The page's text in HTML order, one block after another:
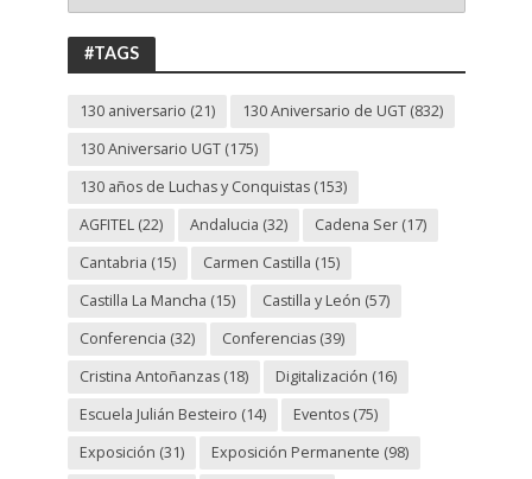
ANIVERSARIO
UGT
#TAGS
130 aniversario (21) 130 Aniversario de UGT(832)
130 Aniversario UGT(175)
130 años de Luchas y Conquistas(153)
AGFITEL(22) Andalucia (32) Cadena Ser(17)
Cantabria (15) Carmen Castilla (15)
Castilla La Mancha (15) Castilla y León (57)
Conferencia (32) Conferencias(39)
Cristina Antoñanzas(18) Digitalización (16)
Escuela Julián Besteiro (14) Eventos(75)
Exposición (31) Exposición Permanente (98)